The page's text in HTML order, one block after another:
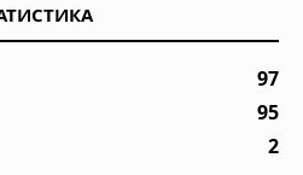
97
95
2